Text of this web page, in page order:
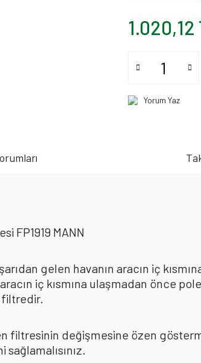
1.020,12
Yorum Yaz
FP1919 MANN
gelen havanın aracın iç
iç kısmına ulaşmadan önce
filtredir.
filtresinin değişmesine özen